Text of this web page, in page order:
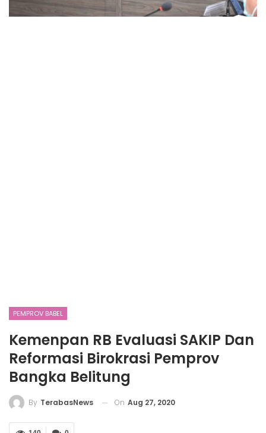
PEMPROV BABEL
Kemenpan RB Evaluasi SAKIP Dan
Reformasi Birokrasi Pemprov
Bangka Belitung
By TerabasNews On Aug 27, 2020